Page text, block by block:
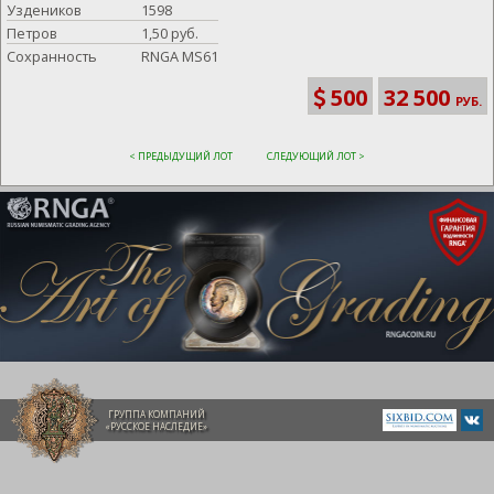
Уздеников
1598
Петров
1,50 руб.
Сохранность
RNGA MS61
500 32 500 РУБ.
< ПРЕДЫДУЩИЙ ЛОТ СЛЕДУЮЩИЙ ЛОТ >
ГРУППА КОМПАНИЙ
«РУССКОЕ НАСЛЕДИЕ»